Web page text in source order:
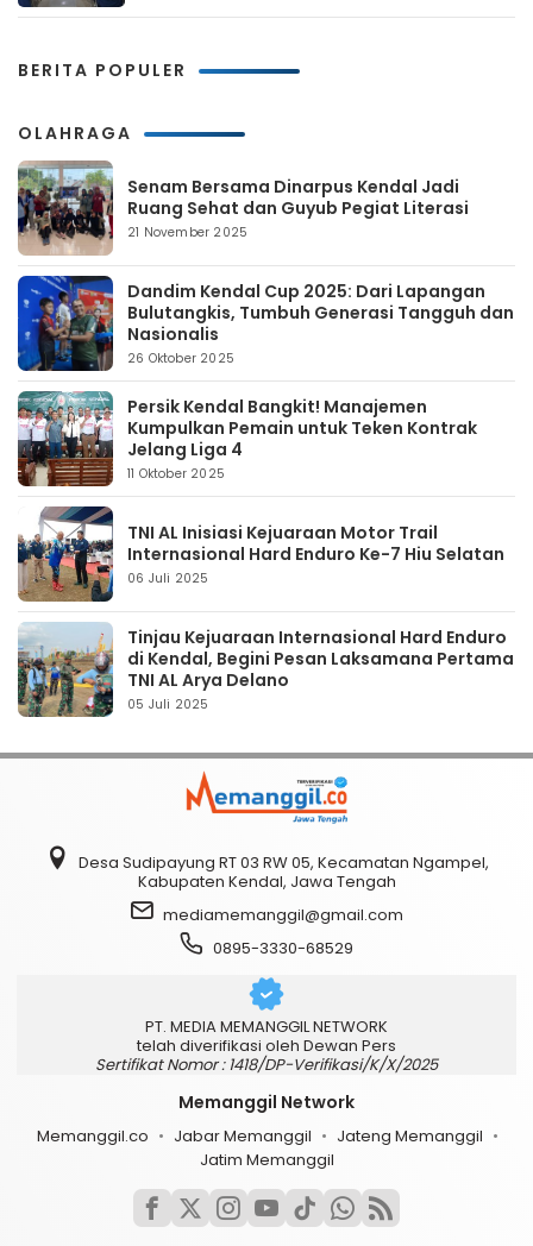
BERITA POPULER
OLAHRAGA
Senam Bersama Dinarpus Kendal Jadi
Ruang Sehat dan Guyub Pegiat Literasi
21 November 2025
Dandim Kendal Cup 2025: Dari Lapangan
Bulutangkis, Tumbuh Generasi Tangguh dan
Nasionalis
26 Oktober 2025
Persik Kendal Bangkit! Manajemen
Kumpulkan Pemain untuk Teken Kontrak
Jelang Liga 4
11 Oktober 2025
TNI AL Inisiasi Kejuaraan Motor Trail
Internasional Hard Enduro Ke-7 Hiu Selatan
06 Juli 2025
Tinjau Kejuaraan Internasional Hard Enduro
di Kendal, Begini Pesan Laksamana Pertama
TNI AL Arya Delano
05 Juli 2025
Desa Sudipayung RT 03 RW 05, Kecamatan Ngampel,
Kabupaten Kendal, Jawa Tengah
mediamemanggil@gmail.com
0895-3330-68529
PT. MEDIA MEMANGGIL NETWORK
telah diverifikasi oleh Dewan Pers
Sertifikat Nomor : 1418/DP-Verifikasi/K/X/2025
Memanggil Network
Memanggil.co Jabar Memanggil
Jateng Memanggil
Jatim Memanggil